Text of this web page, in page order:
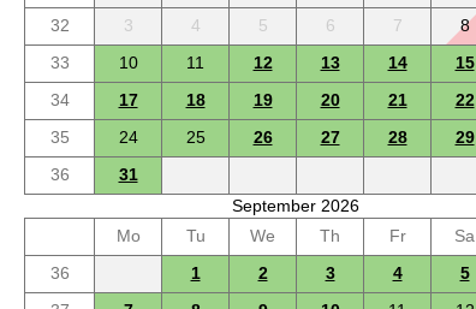
32
3 4 5 6 7 8
33
10 11 12 13 14 15
34
17 18 19 20 21 22
35
24 25 26 27 28 29
36
31
September 2026
Mo
Tu We Th Fr Sa
36
1 2 3 4 5